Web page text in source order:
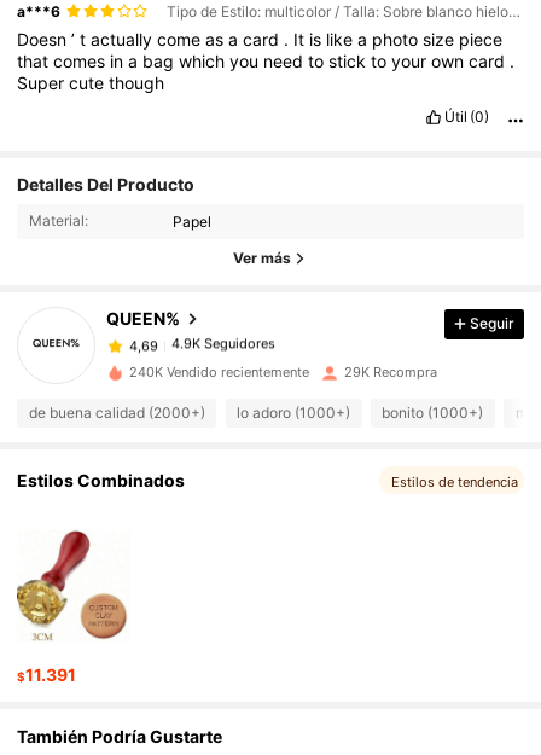
a***6 Tipo de Estilo: multicolor / Talla: Sobre blanco hielo + personalización de texto con foto
Doesn’tactuallycomeasacard . It is likea photosize piece
thatcomes ina bagwhichyou needtosticktoyourowncard .
Supercutethough
Útil (0)
Detalles Del Producto
Material: Papel
Ver más
QUEEN%
4,69 4.9K Seguidores
4.9K Seguidores
4,69 4.9K Seguidores
4,69 4.9K Seguidores
4.9K Seguidores
Seguir
240K Vendido recientemente 29K Recompra
de buena calidad (2000+) lo adoro (1000+) bonito (1000+)
Estilos Combinados Estilos de tendencia
$11.391
También Podría Gustarte